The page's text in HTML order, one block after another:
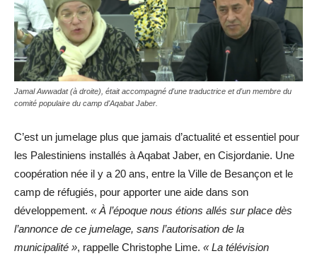
Jamal Awwadat (à droite), était accompagné d'une traductrice et d'un membre du
comité populaire du camp d'Aqabat Jaber.
C’est un jumelage plus que jamais d’actualité et essentiel pour
les Palestiniens installés à Aqabat Jaber, en Cisjordanie. Une
coopération née il y a 20 ans, entre la Ville de Besançon et le
camp de réfugiés, pour apporter une aide dans son
développement. « À l’époque nous étions allés sur place dès
l’annonce de ce jumelage, sans l’autorisation de la
municipalité », rappelle Christophe Lime. « La télévision